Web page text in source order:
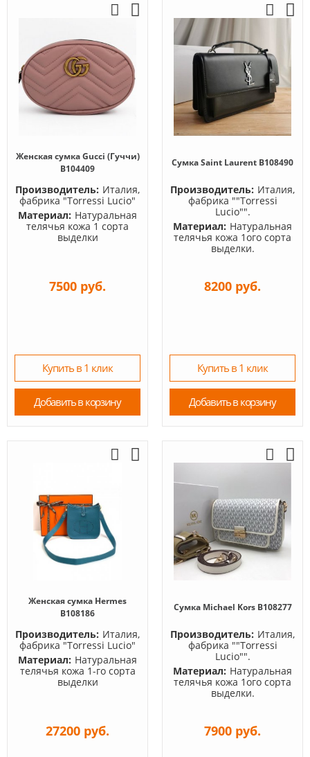
Женская сумка Gucci (Гуччи)
B104409
Производитель: Италия,
фабрика "Torressi Lucio"
Материал: Натуральная
телячья кожа 1 сорта
выделки
7500 руб.
Купить в 1 клик
Добавить в корзину
Сумка Saint Laurent B108490
Производитель: Италия,
фабрика ""Torressi
Lucio"".
Материал: Натуральная
телячья кожа 1ого сорта
выделки.
8200 руб.
Купить в 1 клик
Добавить в корзину
Женская сумка Hermes
B108186
Производитель: Италия,
фабрика "Torressi Lucio"
Материал: Натуральная
телячья кожа 1-го сорта
выделки
27200 руб.
Сумка Michael Kors B108277
Производитель: Италия,
фабрика ""Torressi
Lucio"".
Материал: Натуральная
телячья кожа 1ого сорта
выделки.
7900 руб.